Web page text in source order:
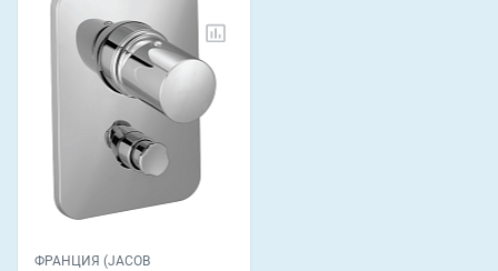
ФРАНЦИЯ (JACOB